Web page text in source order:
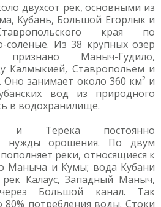
двухсот рек, основными из
Кубань, Большой Егорлык и
края по
соленые. Из 38 крупных озер
Маныч-Гудило,
Калмыкией, Ставропольем и
Оно занимает около 360 км² и
вод из природного
в водохранилище.
и Терека постоянно
нужды орошения. По двум
реки, относящиеся к
Маныча и Кумы; вода Кубани
Калаус, Западный Маныч,
Большой канал. Так
80% потребления воды. Стоки